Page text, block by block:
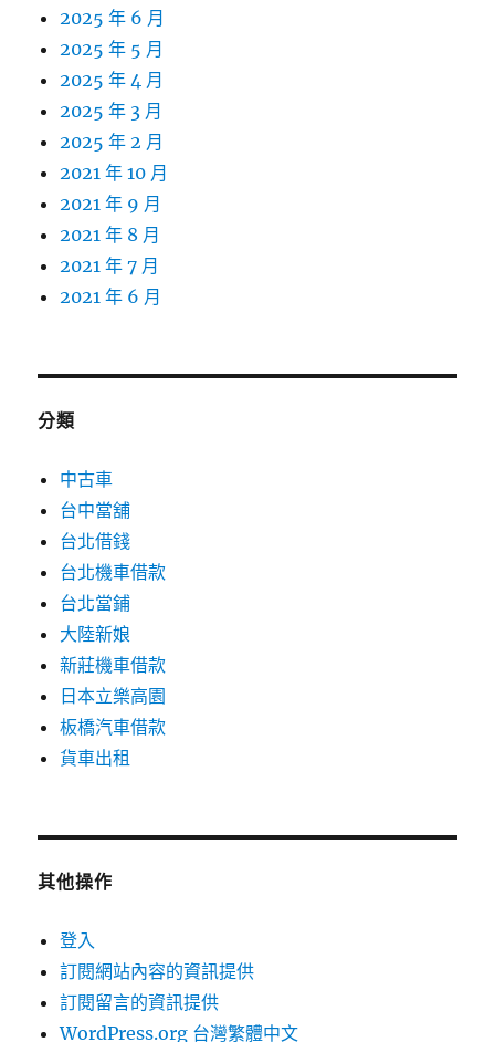
2025 年 6 月
2025 年 5 月
2025 年 4 月
2025 年 3 月
2025 年 2 月
2021 年 10 月
2021 年 9 月
2021 年 8 月
2021 年 7 月
2021 年 6 月
分類
中古車
台中當舖
台北借錢
台北機車借款
台北當鋪
大陸新娘
新莊機車借款
日本立樂高園
板橋汽車借款
貨車出租
其他操作
登入
訂閱網站內容的資訊提供
訂閱留言的資訊提供
WordPress.org 台灣繁體中文